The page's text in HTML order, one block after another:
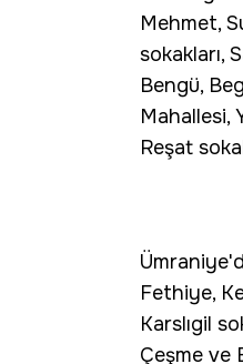
Mehmet,
sokakları,
Bengü,
Mahallesi,
Reşat
Fethiye,
Karslıgil
Çeşme ve